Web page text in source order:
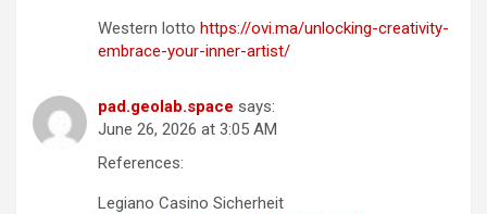
Western lotto https://ovi.ma/unlocking-creativity-
embrace-your-inner-artist/
pad.geolab.space says:
June 26, 2026 at 3:05 AM
References:
Legiano Casino Sicherheit